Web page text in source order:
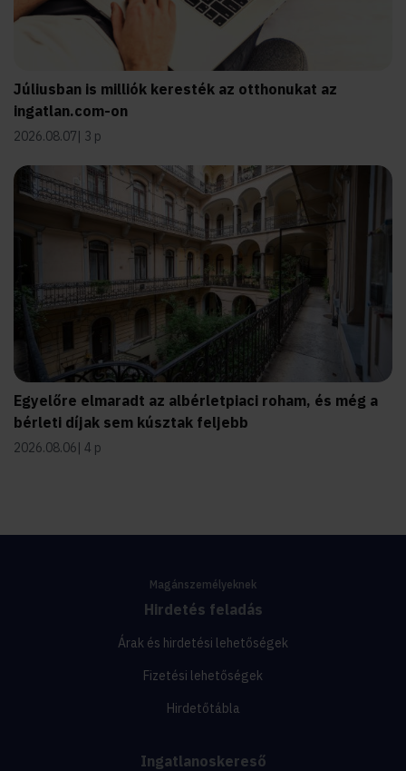
Júliusban is milliók keresték az otthonukat az
ingatlan.com-on
2026.08.07 3 p
Egyelőre elmaradt az albérletpiaci roham, és még a
bérleti díjak sem kúsztak feljebb
2026.08.06 4 p
Magánszemélyeknek
Hirdetés feladás
Árak és hirdetési lehetőségek
Fizetési lehetőségek
Hirdetőtábla
Ingatlanoskereső